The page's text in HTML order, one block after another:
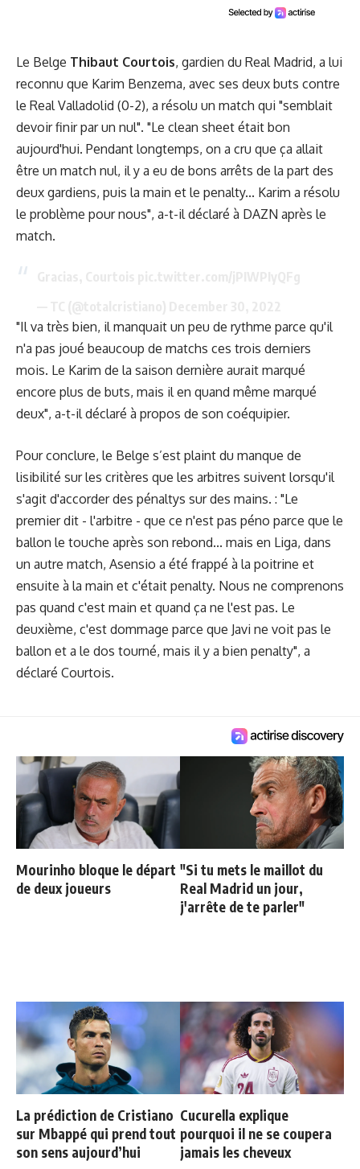
Le Belge Thibaut Courtois, gardien du Real Madrid, a lui
reconnu que Karim Benzema, avec ses deux buts contre
le Real Valladolid (0-2), a résolu un match qui "semblait
devoir finir par un nul". "Le clean sheet était bon
aujourd'hui. Pendant longtemps, on a cru que ça allait
être un match nul, il y a eu de bons arrêts de la part des
deux gardiens, puis la main et le penalty... Karim a résolu
le problème pour nous", a-t-il déclaré à DAZN après le
match.
"Il va très bien, il manquait un peu de rythme parce qu'il
n'a pas joué beaucoup de matchs ces trois derniers
mois. Le Karim de la saison dernière aurait marqué
encore plus de buts, mais il en quand même marqué
deux", a-t-il déclaré à propos de son coéquipier.
Pour conclure, le Belge s’est plaint du manque de
lisibilité sur les critères que les arbitres suivent lorsqu'il
s'agit d'accorder des pénaltys sur des mains. : "Le
premier dit - l'arbitre - que ce n'est pas péno parce que le
ballon le touche après son rebond... mais en Liga, dans
un autre match, Asensio a été frappé à la poitrine et
ensuite à la main et c'était penalty. Nous ne comprenons
pas quand c'est main et quand ça ne l'est pas. Le
deuxième, c'est dommage parce que Javi ne voit pas le
ballon et a le dos tourné, mais il y a bien penalty", a
déclaré Courtois.
Mourinho bloque le départ
de deux joueurs
"Si tu mets le maillot du
Real Madrid un jour,
j'arrête de te parler"
La prédiction de Cristiano
sur Mbappé qui prend tout
son sens aujourd’hui
Cucurella explique
pourquoi il ne se coupera
jamais les cheveux